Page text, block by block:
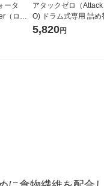
ータ
（ロハ
アタックゼロ（Attack
O) ドラム式専用 詰め
ガジャンボ 2300g 1セ
（2個入) 洗濯洗剤 花王
5,820円